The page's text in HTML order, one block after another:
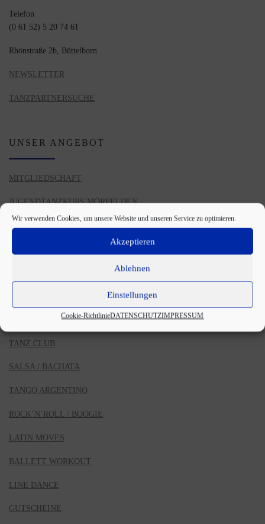
Wir verwenden Cookies, um unsere Website und unseren Service zu optimieren.
Akzeptieren
Ablehnen
Einstellungen
Cookie-RichtlinieDATENSCHUTZIMPRESSUM
Telefon
(0 61 52) 5 20 74 61
Rhönstraße 2b, Büttelborn
NEWSLETTER
TANZPARTNERSUCHE
UNSER ANGEBOT
MITGLIEDSCHAFT
JUGENDTANZKURS MÖRFELDEN
TANZ CLUB JUGEND
TANZ CLUB
SALSA / BACHATA
TANGO ARGENTINO
ROCK’N’ROLL / BOOGIE
LATIN MOVES
BALLETT WORKOUT
LINE DANCE
GUTSCHEINE